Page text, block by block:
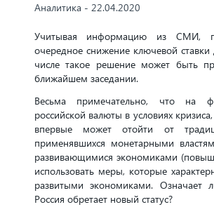
Аналитика - 22.04.2020
Учитывая информацию из СМИ,
очередное снижение ключевой
числе такое решение может быть
ближайшем заседании.
Весьма примечательно, что на
российской валюты в условиях
впервые может отойти от
применявшихся монетарными
развивающимися экономиками
использовать меры, которые
развитыми экономиками. Означает
Россия обретает новый статус?